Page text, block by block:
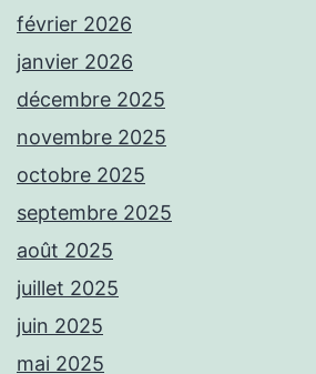
février 2026
janvier 2026
décembre 2025
novembre 2025
octobre 2025
septembre 2025
août 2025
juillet 2025
juin 2025
mai 2025